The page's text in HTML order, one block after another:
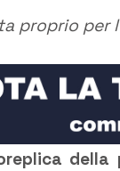
proprio per
della